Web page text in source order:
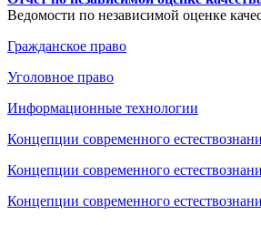
Ведомости по независимой оценке
Гражданское право
Уголовное право
Информационные технологии
Концепции современного
Концепции современного
Концепции современного